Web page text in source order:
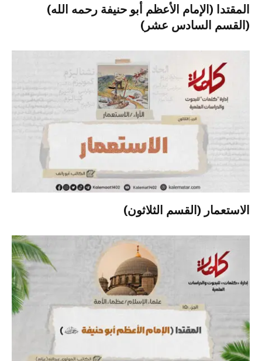
المقتدا (الإمام الأعظم أبو حنيفة رحمه الله)
(القسم السادس عشر)
الاستعمار (القسم الثلاثون)